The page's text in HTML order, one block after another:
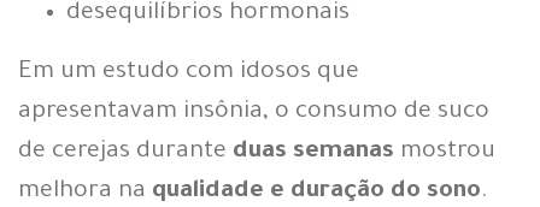
desequilíbrios hormonais
Em um estudo com idosos que
apresentavam insônia, o consumo de suco
de cerejas durante duas semanas mostrou
melhora na qualidade e duração do sono.